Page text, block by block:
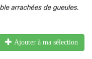
Ajouter à ma sélection